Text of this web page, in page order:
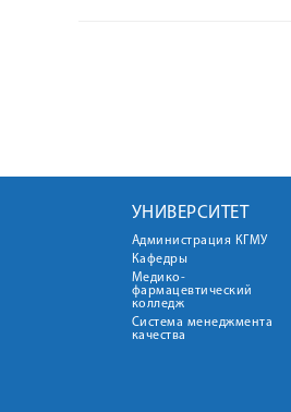
УНИВЕРСИТЕТ
Администрация КГМУ
Кафедры
Медико-
фармацевтический
колледж
Система менеджмента
качества